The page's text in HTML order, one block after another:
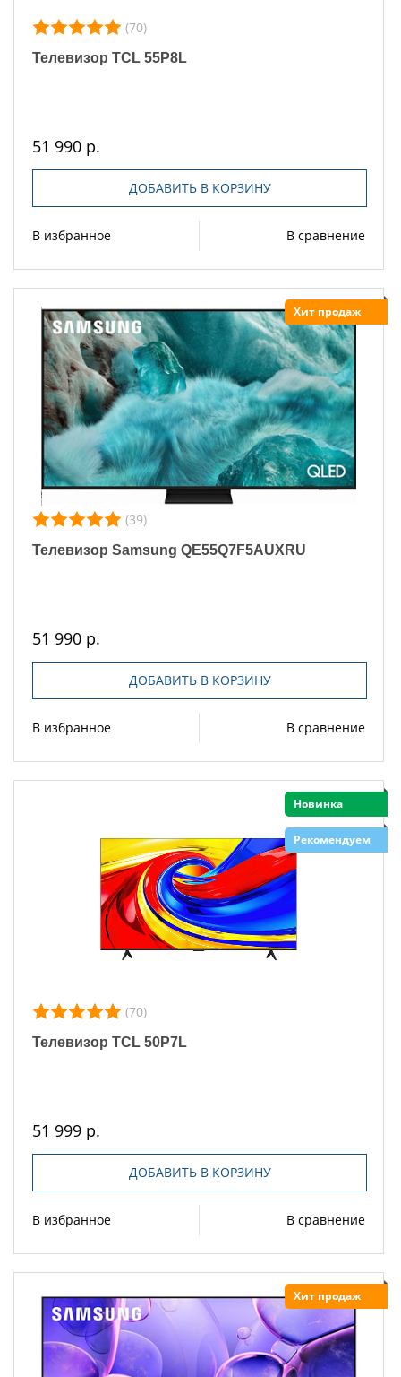
(70)
Телевизор TCL 55P8L
51 990 р.
ДОБАВИТЬ В КОРЗИНУ
В избранное В сравнение
Хит продаж
(39)
Телевизор Samsung QE55Q7F5AUXRU
51 990 р.
ДОБАВИТЬ В КОРЗИНУ
В избранное В сравнение
Новинка
Рекомендуем
(70)
Телевизор TCL 50P7L
51 999 р.
ДОБАВИТЬ В КОРЗИНУ
В избранное В сравнение
Хит продаж